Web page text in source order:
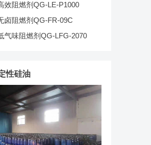
效阻燃剂QG-LE-P1000
卤阻燃剂QG-FR-09C
气味阻燃剂QG-LFG-2070
性硅油